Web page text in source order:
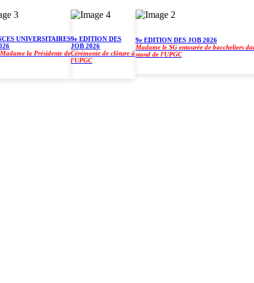
UNIVERSITAIRES
la Présidente de
9e EDITION DES
JOB 2026
Cérémonie de clôture à
l'UPGC
9e EDITION DES JOB 2026
Madame le SG entourée de baccheliers dans le
stand de l'UPGC